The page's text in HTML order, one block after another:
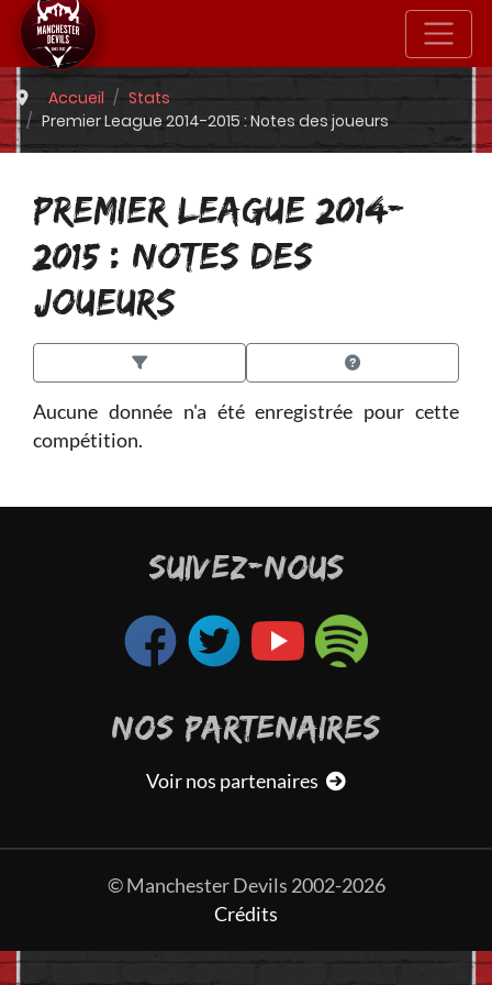
Accueil
Stats
Premier League 2014-2015 : Notes des joueurs
PREMIER LEAGUE 2014-
2015 : NOTES DES
JOUEURS
Aucune donnée n'a été enregistrée pour cette
compétition.
SUIVEZ-NOUS
NOS PARTENAIRES
Voir nos partenaires
© Manchester Devils 2002-2026
Crédits